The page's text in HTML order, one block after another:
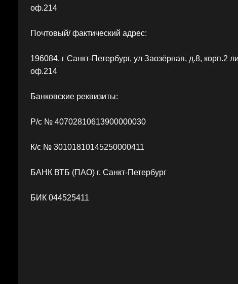
оф.214
Почтовый/ фактический адрес:
196084, г Санкт-Петербург, ул Заозёрная, д.8, корп.2
оф.214
Банковские реквизиты:
Р/с № 40702810613900000030
К/с № 30101810145250000411
БАНК ВТБ (ПАО) г. Санкт-Петербург
БИК 044525411